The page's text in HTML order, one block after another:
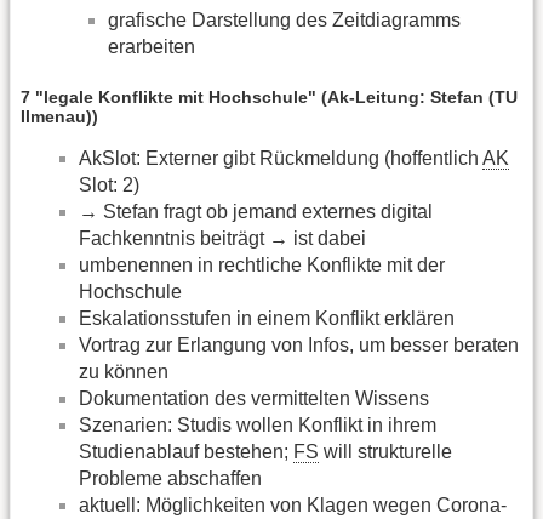
grafische Darstellung des Zeitdiagramms
erarbeiten
7 "legale Konflikte mit Hochschule" (Ak-Leitung: Stefan (TU
Ilmenau))
AkSlot: Externer gibt Rückmeldung (hoffentlich AK
Slot: 2)
→ Stefan fragt ob jemand externes digital
Fachkenntnis beiträgt → ist dabei
umbenennen in rechtliche Konflikte mit der
Hochschule
Eskalationsstufen in einem Konflikt erklären
Vortrag zur Erlangung von Infos, um besser beraten
zu können
Dokumentation des vermittelten Wissens
Szenarien: Studis wollen Konflikt in ihrem
Studienablauf bestehen; FS will strukturelle
Probleme abschaffen
aktuell: Möglichkeiten von Klagen wegen Corona-